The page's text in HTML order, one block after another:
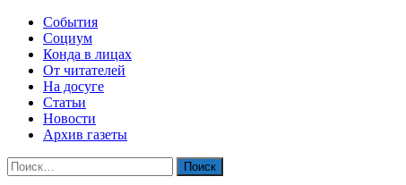
События
Социум
Конда в лицах
От читателей
На досуге
Статьи
Новости
Архив газеты
Найти: